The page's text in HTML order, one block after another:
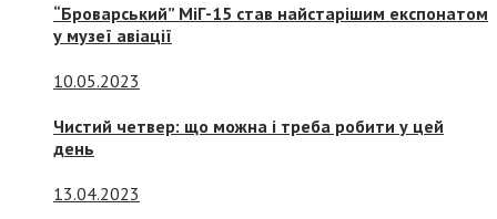
“Броварський” МіГ-15 став найстарішим експонатом
у музеї авіації
10.05.2023
Чистий четвер: що можна і треба робити у цей
день
13.04.2023